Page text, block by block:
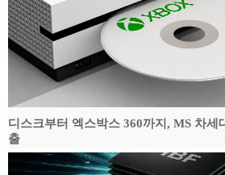
디스크부터 엑스박스 360까지, MS 차세
출